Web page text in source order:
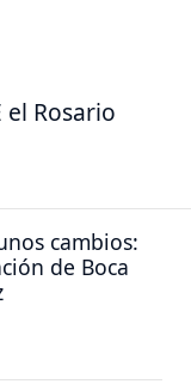
el Rosario
cambios:
de Boca